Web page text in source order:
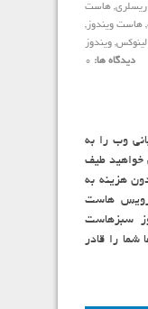
, هاست
, هاست ویندوز ,
, ویندوز
دیدگاه ها: 0
وب را به
خواهید طیف
هزینه به
هاست
سبزهاست
را قادر